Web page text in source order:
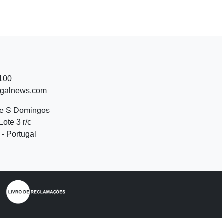
S Domingos
3 r/c
Portugal